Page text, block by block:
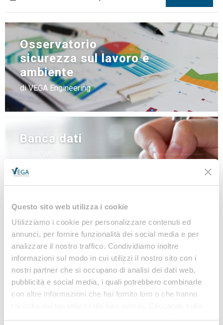
Questo sito web utilizza i cookie
Utilizziamo i cookie per personalizzare contenuti ed
annunci, per fornire funzionalità dei social media e per
analizzare il nostro traffico. Condividiamo inoltre
informazioni sul modo in cui utilizzi il nostro sito con i
nostri partner che si occupano di analisi dei dati web,
pubblicità e social media, i quali potrebbero combinarle
con altre informazioni che hai fornito loro o che hanno
Banca dati
MODULISTICA
Osservatorio
sicurezza sul lavoro e
ambiente
di VEGA Engineering
Iscriviti alla nostra
Newsletter
Notizie, Modulistica e Linee Guida gratuite per
rimanere sempre aggiornato sulle novità legislative